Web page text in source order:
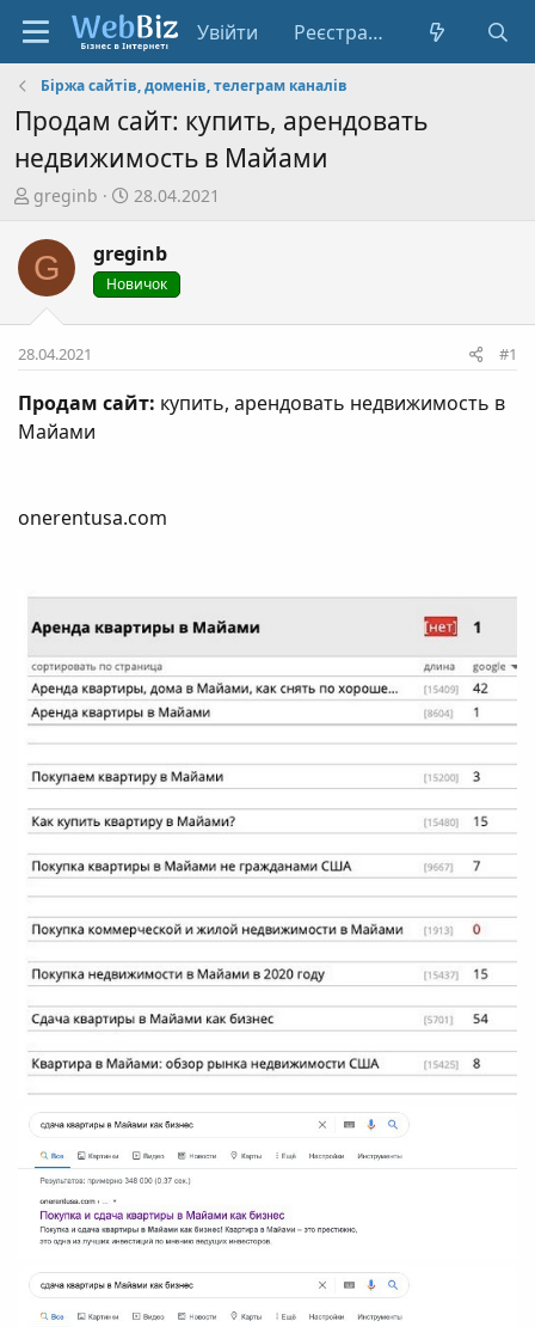
Увійти Реєстрація
Біржа сайтів, доменів, телеграм каналів
Продам сайт: купить, арендовать
недвижимость в Майами
А
т
о
р
т
е
и
greginb
Д
т
а
с
т
р
28.04.2021
G greginb
Новичок
28.04.2021 #1
Продам сайт: купить, арендовать недвижимость в
Майами
onerentusa.com